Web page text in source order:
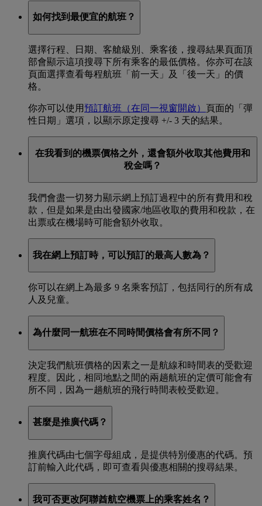
如何找到最便宜的航班？
選擇行程、日期、客艙級別、乘客後，搜尋結果頁面頂
部會顯示這項搜尋下所有乘客的最低價格。你亦可在該
頁面選擇查看每程航班「前一天」及「後一天」的價
格。
你亦可以使用預訂航班 （在同一視窗開啟） 頁面的「彈
性日期」選項，以顯示原定搜尋 +/- 3 天的結果。
在我看到的機票價格之外，還會額外收取其他費用和
稅金嗎？
我們會盡一切努力顯示網上預訂過程中的所有費用和稅
款，但是如果是由出發國家/地區收取的費用和稅款，在
出票或在機場時可能會額外收取。
我在網上預訂時，可以預訂的最高人數為？
你可以在網上為最多 9 名乘客預訂，包括同行的所有成
人及兒童。
為什麼同一航班在不同時間價格會有所不同？
決定我們航班價格的因素之一是航線和時間表的受歡迎
程度。因此，相同地點之間的兩趟航班的定價可能會有
所不同，因為一趟航班的飛行時間表較受歡迎。
甚麼是推廣代碼？
推廣代碼由七個字母組成，是提供特別優惠的代碼。預
訂前輸入此代碼，即可查看與優惠相關的搜尋結果。
我可否更改阿聯酋航空機票上的乘客姓名？